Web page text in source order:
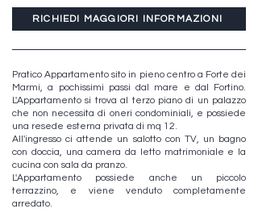
RICHIEDI MAGGIORI INFORMAZIONI
Pratico Appartamento sito in pieno centro a Forte dei
Marmi, a pochissimi passi dal mare e dal Fortino.
L'Appartamento si trova al terzo piano di un palazzo
che non necessita di oneri condominiali, e possiede
una resede esterna privata di mq 12.
All'ingresso ci attende un salotto con TV, un bagno
con doccia, una camera da letto matrimoniale e la
cucina con sala da pranzo.
L'Appartamento possiede anche un piccolo
terrazzino, e viene venduto completamente
arredato.